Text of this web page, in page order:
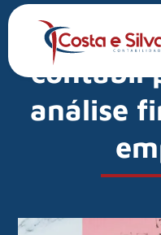
IFRS
contábil
análise